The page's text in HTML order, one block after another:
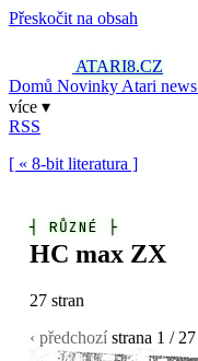
Přeskočit na obsah
ATARI8.CZ
Domů Novinky Atari news
více ▾
RSS
[ « 8-bit literatura ]
┤RŮZNÉ ├
HC max ZX
27 stran
‹ předchozí strana 1 / 27